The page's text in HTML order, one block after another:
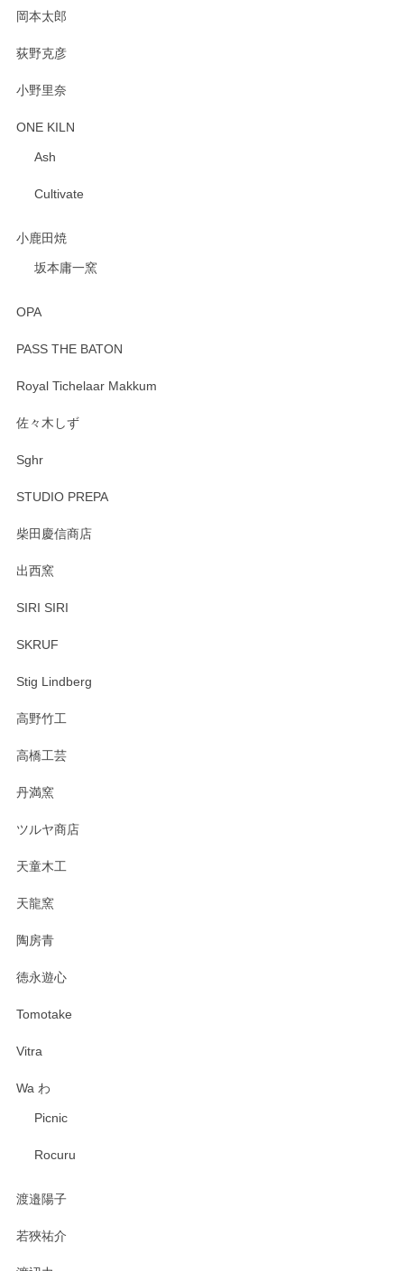
岡本太郎
荻野克彦
小野里奈
ONE KILN
Ash
Cultivate
小鹿田焼
坂本庸一窯
OPA
PASS THE BATON
Royal Tichelaar Makkum
佐々木しず
Sghr
STUDIO PREPA
柴田慶信商店
出西窯
SIRI SIRI
SKRUF
Stig Lindberg
高野竹工
高橋工芸
丹満窯
ツルヤ商店
天童木工
天龍窯
陶房青
徳永遊心
Tomotake
Vitra
Wa わ
Picnic
Rocuru
渡邉陽子
若狹祐介